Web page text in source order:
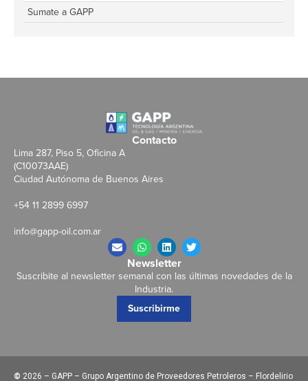
Sumate a GAPP
Contacto
Lima 287, Piso 5, Oficina A
(C10073AAE)
Ciudad Autónoma de Buenos Aires
+54 11 2899 6997
info@gapp-oil.com.ar
Newsletter
Suscribite al newsletter semanal con las últimas novedades de la
Industria.
Suscribirme
© 2026 – GAPP – Grupo Argentino de Proveedores Petroleros – Flordelirio